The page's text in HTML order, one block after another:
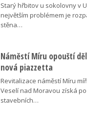
Starý hřbitov u sokolovny v
největším problémem je
stěna…
Náměstí Míru opouští
nová piazzetta
Revitalizace náměstí Míru
Veselí nad Moravou získá
stavebních…